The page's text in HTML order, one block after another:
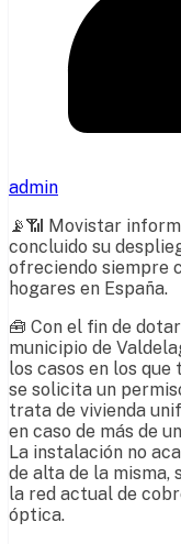
admin
📡📶 Movistar
concluido su
ofreciendo siempre
hogares en España.
🧰 Con el fin de
municipio de
los casos en los
se solicita un
trata de vivienda
en caso de más de
La instalación no
de alta de la misma,
la red actual de
óptica.